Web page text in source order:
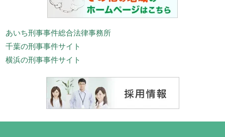
あいち刑事事件総合法律事務所
千葉の刑事事件サイト
横浜の刑事事件サイト